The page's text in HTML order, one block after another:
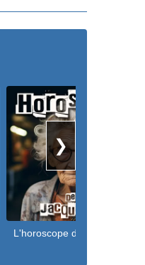
L'horoscope de Jacqueline
❯